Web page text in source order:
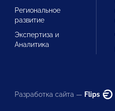
Региональное
развитие
Экспертиза и
Аналитика
Разработка сайта — Flips